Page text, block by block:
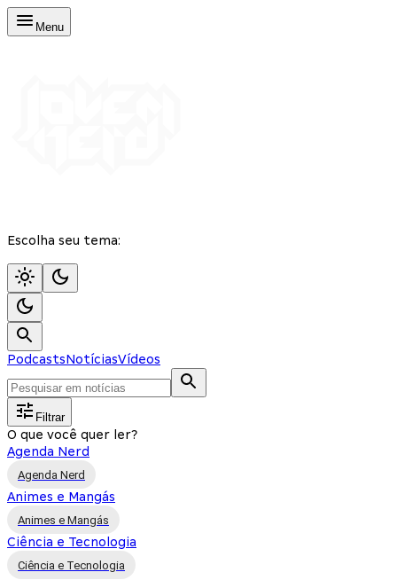
Menu
Escolha seu tema:
PodcastsNotíciasVídeos
Filtrar
O que você quer ler?
Agenda Nerd
Agenda Nerd
Animes e Mangás
Animes e Mangás
Ciência e Tecnologia
Ciência e Tecnologia